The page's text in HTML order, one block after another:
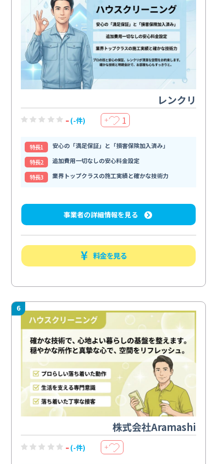
レンクリ
- (-件) ＋ 1
特⻑1
安心の「満足保証」と「損害保険加入済み」
特⻑2
追加費用一切なしの安心料金設定
特⻑3
業界トップクラスの施工実績と確かな技術力
事業者の詳細情報を見る
料金を見る
6
株式会社Aramashi
- (-件) ＋